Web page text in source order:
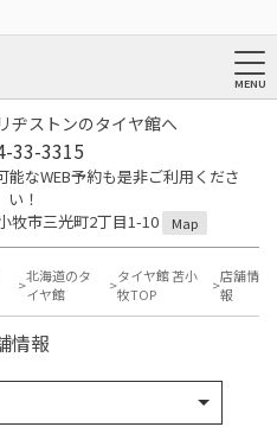
ヂストンのタイヤ館へ
33-3315
なWEB予約も是非ご利用くださ
い！
牧市三光町2丁目1-10
Map
北海道のタ
イヤ館
タイヤ館 苫小
牧TOP
店舗情
報
情報